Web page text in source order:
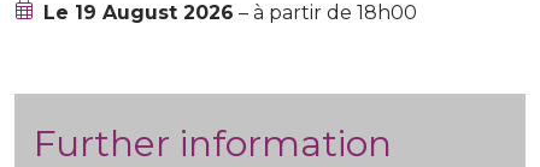
Le 19 August 2026 – à partir de 18h00
Further information